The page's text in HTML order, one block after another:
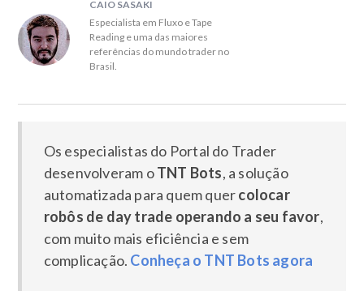
CAIO SASAKI
Especialista em Fluxo e Tape
Reading e uma das maiores
referências do mundo trader no
Brasil.
Os especialistas do Portal do Trader
desenvolveram oTNT Bots, a solução
automatizada para quem quercolocar
robôs de day trade operando a seu favor,
com muito mais eficiência e sem
complicação. Conheça o TNT Bots agora